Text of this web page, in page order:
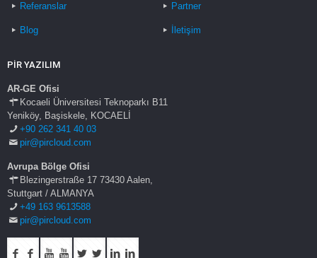
Referanslar Partner
Blog İletişim
PİR YAZILIM
AR-GE Ofisi
Kocaeli Üniversitesi Teknoparkı B11
Yeniköy, Başiskele, KOCAELİ
+90 262 341 40 03
pir@pircloud.com
Avrupa Bölge Ofisi
Blezingerstraße 17 73430 Aalen,
Stuttgart / ALMANYA
+49 163 9613588
pir@pircloud.com